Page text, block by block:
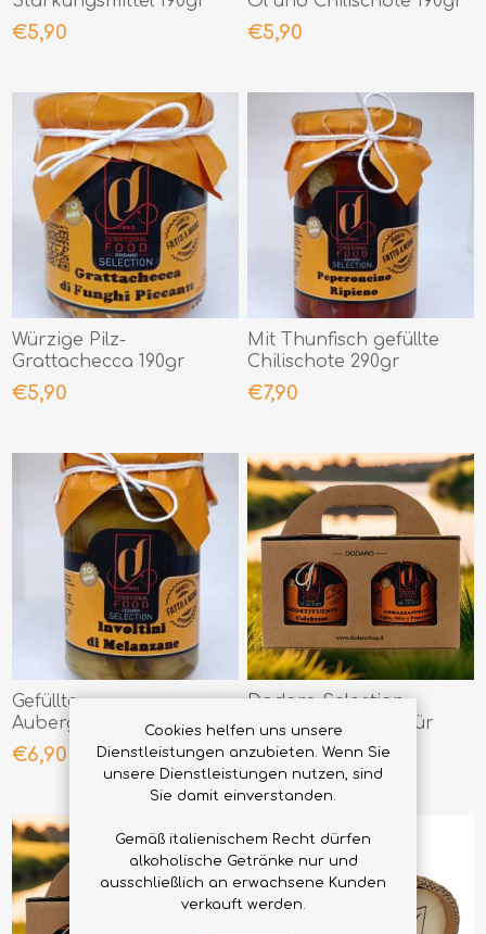
€5,90 €5,90
Würzige Pilz-
Grattachecca 190gr
€5,90
Mit Thunfisch gefüllte
Chilischote 290gr
€7,90
Gefüllte
Auberginenröllchen
290gr
€6,90
Dodaro Selection
Modulare Tasche für
hohe Gläser
€0,00
Cookies helfen uns unsere
Dienstleistungen anzubieten. Wenn Sie
unsere Dienstleistungen nutzen, sind
Sie damit einverstanden.
Gemäß italienischem Recht dürfen
alkoholische Getränke nur und
ausschließlich an erwachsene Kunden
verkauft werden.